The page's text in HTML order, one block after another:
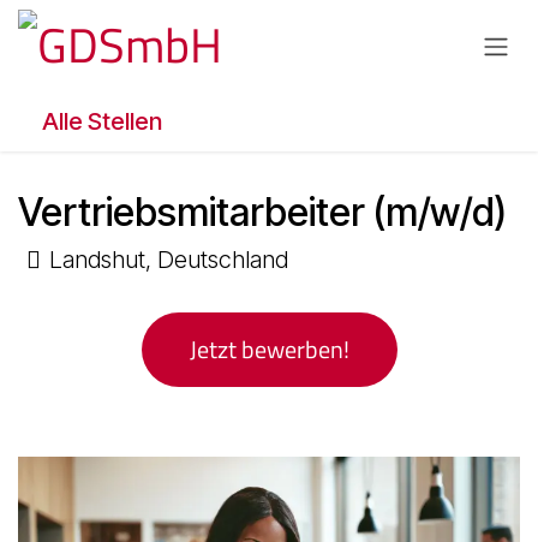
Zum Inhalt springen
Alle Stellen
Vertriebsmitarbeiter (m/w/d)
Landshut, Deutschland
Jetzt bewerben!